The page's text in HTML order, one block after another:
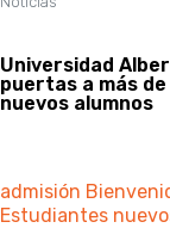
Universidad
puertas a más
nuevos alumnos
admisión
Estudiantes